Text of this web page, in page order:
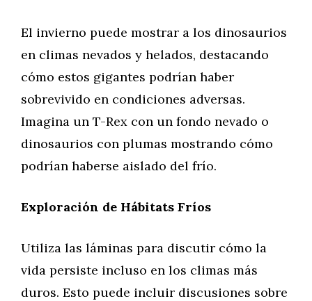
El invierno puede mostrar a los dinosaurios
en climas nevados y helados, destacando
cómo estos gigantes podrían haber
sobrevivido en condiciones adversas.
Imagina un T-Rex con un fondo nevado o
dinosaurios con plumas mostrando cómo
podrían haberse aislado del frío.
Exploración de Hábitats Fríos
Utiliza las láminas para discutir cómo la
vida persiste incluso en los climas más
duros. Esto puede incluir discusiones sobre